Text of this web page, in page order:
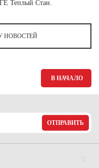
Теплый Стан.
НОВОСТЕЙ
В НАЧАЛО
ОТПРАВИТЬ